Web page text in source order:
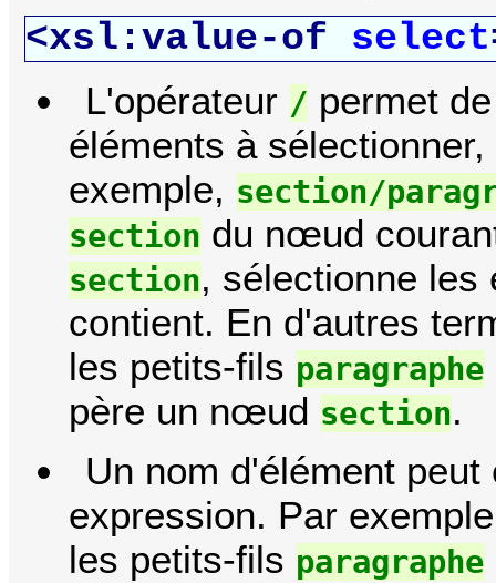
<xsl:value-of select
L'opérateur / permet
éléments à
exemple, section/
section du nœud
section, sélectionne
contient. En d'autres
les petits-fils paragraphe
père un nœud section.
Un nom d'élément
expression. Par
les petits-fils paragraphe